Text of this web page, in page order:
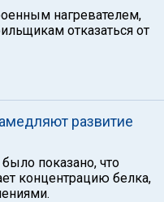
нагревателем,
отказаться от
развитие
показано, что
концентрацию белка,